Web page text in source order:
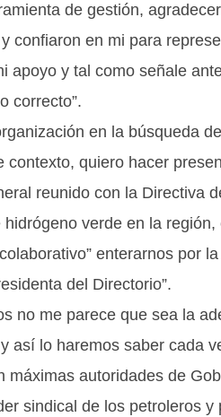
de gestión,
confiaron en mi para
apoyo y tal como señale
correcto”.
en la búsqueda
quiero hacer
reunido con la Directiva
verde en la
enterarnos por
del Directorio”.
no me parece que sea la
así lo haremos saber cada
máximas autoridades de
sindical de los petroleros y